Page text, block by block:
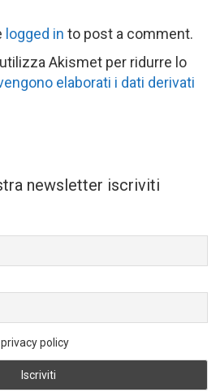
logged in to post a comment.
Akismet per ridurre lo
elaborati i dati derivati
newsletter iscriviti
policy